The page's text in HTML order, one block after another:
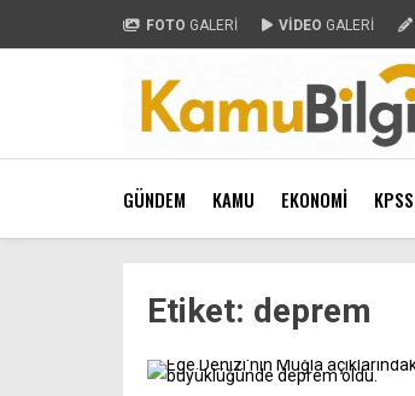
FOTO GALERİ VİDEO GALERİ
GÜNDEM KAMU EKONOMİ KPSS
Etiket: deprem